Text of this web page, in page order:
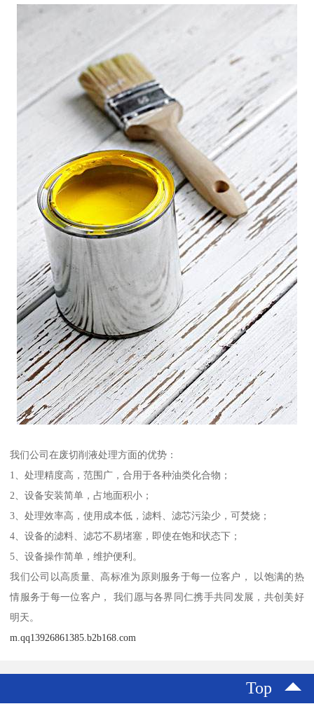
我们公司在废切削液处理方面的优势：
1、处理精度高，范围广，合用于各种油类化合物；
2、设备安装简单，占地面积小；
3、处理效率高，使用成本低，滤料、滤芯污染少，可焚烧；
4、设备的滤料、滤芯不易堵塞，即使在饱和状态下；
5、设备操作简单，维护便利。
我们公司以高质量、高标准为原则服务于每一位客户， 以饱满的热
情服务于每一位客户， 我们愿与各界同仁携手共同发展，共创美好
明天。
m.qq13926861385.b2b168.com
Top